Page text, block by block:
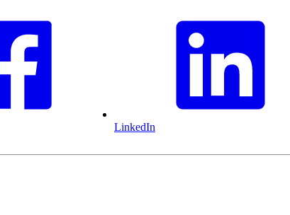
LinkedIn